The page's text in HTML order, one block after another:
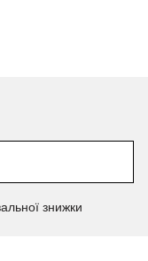
знижки